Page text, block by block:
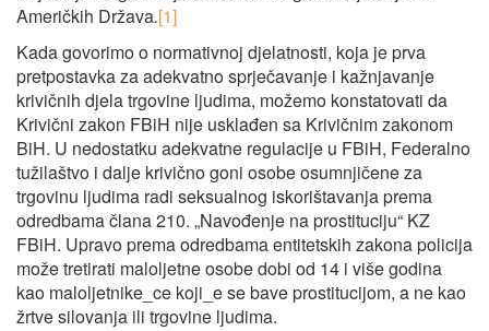
Američkih Država.[1]
Kada govorimo o normativnoj djelatnosti, koja je prva
pretpostavka za adekvatno sprječavanje i kažnjavanje
krivičnih djela trgovine ljudima, možemo konstatovati da
Krivični zakon FBiH nije usklađen sa Krivičnim zakonom
BiH. U nedostatku adekvatne regulacije u FBiH, Federalno
tužilaštvo i dalje krivično goni osobe osumnjičene za
trgovinu ljudima radi seksualnog iskorištavanja prema
odredbama člana 210. „Navođenje na prostituciju“ KZ
FBiH. Upravo prema odredbama entitetskih zakona policija
može tretirati maloljetne osobe dobi od 14 i više godina
kao maloljetnike_ce koji_e se bave prostitucijom, a ne kao
žrtve silovanja ili trgovine ljudima.